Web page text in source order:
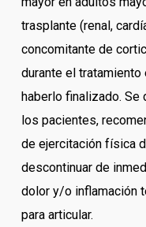
trasplante (renal,
concomitante de
durante el
haberlo finalizado.
los pacientes,
de ejercitación física
descontinuar de
dolor y/o inflamación
para articular.